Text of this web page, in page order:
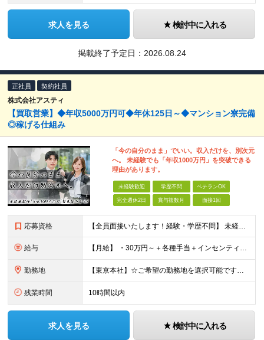
求人を見る 検討中に入れる
掲載終了予定日： 2026.08.24
正社員 契約社員
株式会社アスティ
【買取営業】◆年収5000万円可◆年休125日～◆マンション寮完備
◎稼げる仕組み
「今の自分のまま」でいい。収入だけを、別次元
へ。 未経験でも「年収1000万円」を突破できる
理由があります。
未経験歓迎 学歴不問 ベテランOK
完全週休2日 賞与複数月 面接1回
応募資格 【全員面接いたします！経験・学歴不問】 未経験から稼ぎたい人＜第二新卒・社会人デビュー歓迎＞ ☆職種・業種未経験歓迎！未経験から稼げる環境です。 ◇人柄・意欲重視の選考！◇ 面接はお互いのことを知
給与 【月給】 ・30万円～＋各種手当＋インセンティブ ・試用期間(6ヶ月) ※固定残業代は、時間外労働の有無に関わらず月34時間分を月5.6万円支給 ※上記を超える時間外労働分は追加で支給 ※試用期間中の
勤務地 【東京本社】☆ご希望の勤務地を選択可能です！U・Iターン歓迎 〒171-0021 東京都豊島区西池袋２丁目３９－８ ■新宿営業所 「新宿御苑前駅」より徒歩5分、「新宿三丁目駅」より徒歩8分 東京都新
残業時間 10時間以内
求人を見る 検討中に入れる